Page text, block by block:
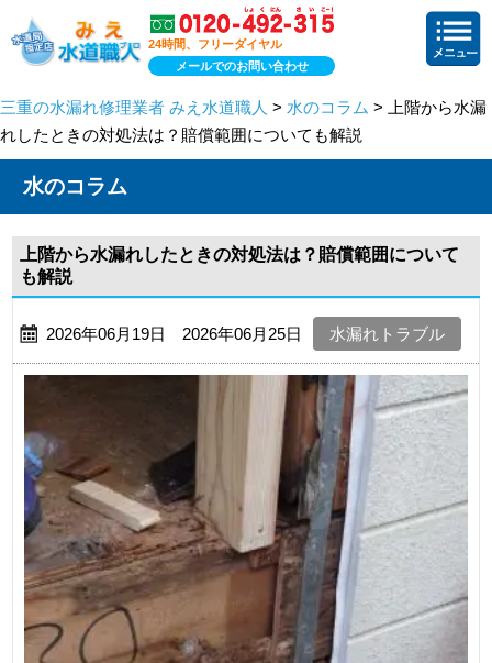
24時間、フリーダイヤル
メールでのお問い合わせ
三重の水漏れ修理業者 みえ水道職人 > 水のコラム > 上階から水漏
れしたときの対処法は？賠償範囲についても解説
水のコラム
上階から水漏れしたときの対処法は？賠償範囲について
も解説
2026年06月19日 2026年06月25日 水漏れトラブル